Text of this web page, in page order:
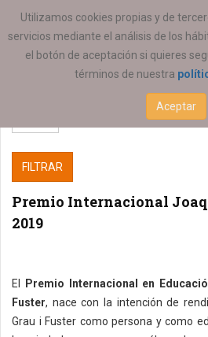
Utilizamos cookies propias y de
servicios mediante el análisis de los
el botón de aceptación si quieres
términos de nuestra
Aceptar
ESTÁ AQUÍ:
FILTRAR
Premio Internacional
2019
El
Premio Internacional en
Fuster, nace con la intención de
Grau i Fuster como persona y como